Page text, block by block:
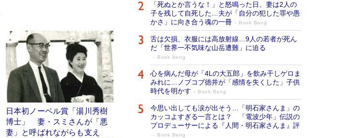
日本初ノーベル賞「湯川秀樹
博士」 妻・スミさんが「悪
妻」と呼ばれながらも支え
「死ぬとか言うな！」と怒鳴った日、妻は2人の
子を残して自死した…夫が「自分の犯した罪や愚
かさ」に向き合う魂の一冊
Book Bang
舌は欠損、衣服には高放射線…9人の若者が死ん
だ「世界一不気味な山岳遭難」に迫る
Book Bang
心を病んだ母が「4Lの大五郎」を飲み干しゲロま
みれに…ノブコブ徳井が「感情を失くした」子供
時代を明かす
Book Bang
今思い出しても涙が出そう…「明石家さんま」の
カッコよすぎる一言とは？ 「電波少年」伝説の
プロデューサーによる『人間・明石家さんま』評
Book Bang